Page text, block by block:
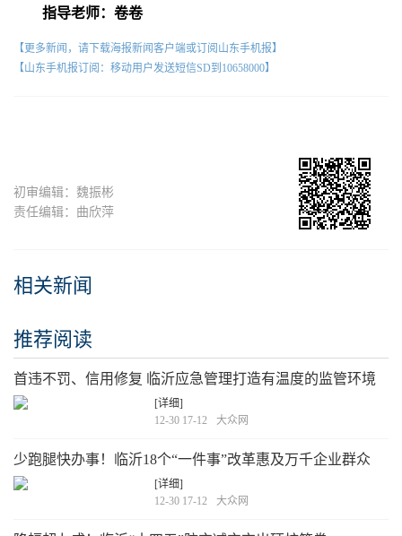
指导老师：卷卷
【更多新闻，请下载海报新闻客户端或订阅山东手机报】
【山东手机报订阅：移动用户发送短信SD到10658000】
初审编辑：魏振彬
责任编辑：曲欣萍
相关新闻
推荐阅读
首违不罚、信用修复 临沂应急管理打造有温度的监管环境
[详细]
12-30 17-12
大众网
少跑腿快办事！临沂18个“一件事”改革惠及万千企业群众
[详细]
12-30 17-12
大众网